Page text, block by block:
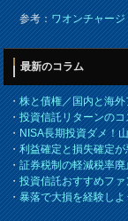
参考：ワオンチャージ
最新のコラム
・株と債権／国内と海
・投資信託リターンの
・NISA長期投資ダメ！
・利益確定と損失確定
・証券税制の軽減税率
・投資信託おすすめフ
・暴落で大損を経験し